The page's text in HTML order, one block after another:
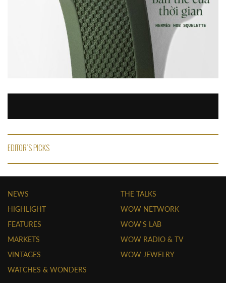
EDITOR'S PICKS
NEWS
HIGHLIGHT
FEATURES
MARKETS
VINTAGES
WATCHES & WONDERS
THE TALKS
WOW NETWORK
WOW'S LAB
WOW RADIO & TV
WOW JEWELRY